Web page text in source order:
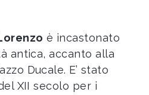
è incastonato
antica, accanto alla
Ducale. E’ stato
XII secolo per i